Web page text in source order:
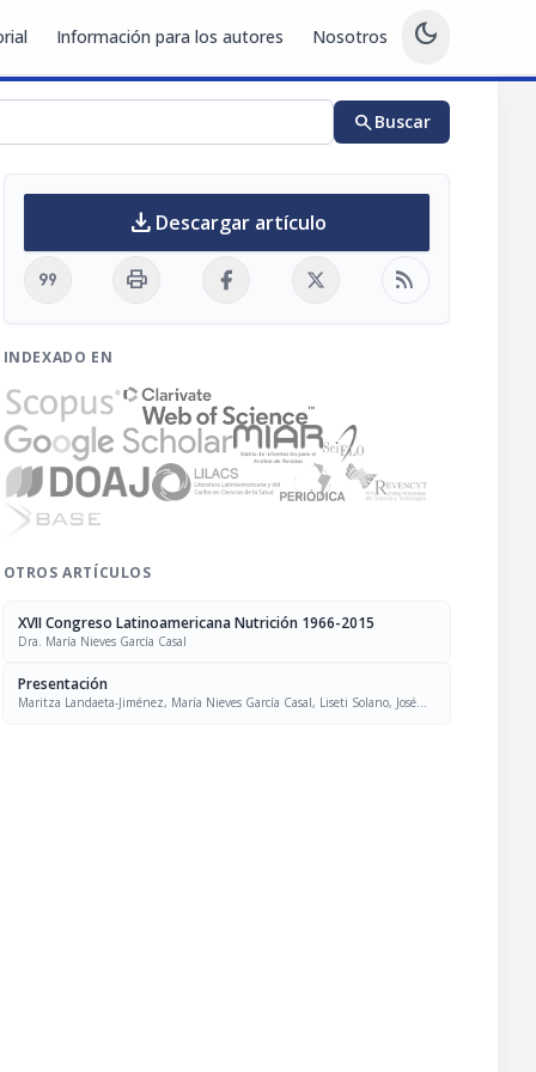
Información para los autores Nosotros dark_mode
searchBuscar
download Descargar artículo
format_quote print rss_feed
INDEXADO EN
OTROS ARTÍCULOS
XVII Congreso Latinoamericana Nutrición 1966-2015
Dra. María Nieves García Casal
Presentación
Maritza Landaeta-Jiménez, María Nieves García Casal, Liseti Solano, José